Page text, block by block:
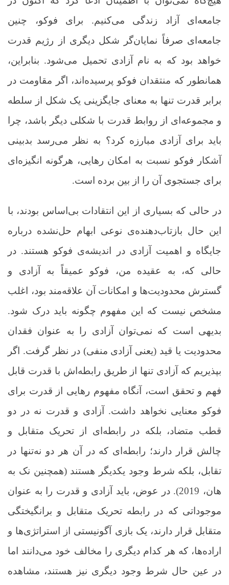
جامعه‌ای آزاد زندگی می‌کنیم. برای فوکو، چنین
جامعه‌ای صرفاً نمایان‌گر شکل دیگری از رژیم قدرت
خواهد بود که به نام آزادی تحمیل می‌شود. بنابراین،
همانطور که منتقدان فوکو پرسیده‌اند، اگر مقاومت در
برابر قدرت تنها به معنای جایگزینی یک شکل از سلطه
و مجموعه‌ای از روابط قدرت با شکلی دیگر باشد، چرا
باید برای آزادی مبارزه کرد؟ به نظر می‌رسد بدبینی
آشکار فوکو نسبت به امکان رهایی، هرگونه انگیزه‌ای
برای جستجوی آن را از بین برده است.
در حالی که بسیاری از این انتقادات بی‌اساس بودند، با
این حال بازتاب‌دهنده‌ی نوعی ابهام حل‌نشده درباره
جایگاه و اهمیت آزادی در اندیشه‌ی فوکو هستند. در
حالی که، به عقیده من، فوکو عمیقاً به آزادی و
گسترش محدودیت‌ها و امکانات آن علاقه‌مند بود، اغلب
مشخص نیست که این مفهوم چگونه باید درک شود.
بدیهی است که نمی‌توان آزادی را به عنوان فقدان
محدودیت یا قید (یعنی آزادی منفی) در نظر گرفت. اگر
بپذیریم که آزادی تنها از طریق رابطه‌اش با قدرت قابل
فهم و تحقق است، آنگاه مفهوم رهایی از قدرت برای
فوکو معنایی نخواهد داشت. آزادی و قدرت نه در دو
قطب متضاد، بلکه در رابطه‌ای از تحریک متقابل و
چالش قرار دارند؛ رابطه‌ای که در آن هر دو نه‌تنها در
تقابل، بلکه شرط وجود یکدیگر هستند (همچنین نک به
هان، 2019). در عوض، باید آزادی و قدرت را به عنوان
موجوداتی که در رابطه تحریک متقابل و برانگیختگی
متقابل قرار دارند، یک بازی آگونیستی از استراتژی‌ها و
اراده‌ها، که هر کدام دیگری را مخالف خود می‌دانند اما
در عین حال شرط وجود دیگری نیز هستند، مشاهده